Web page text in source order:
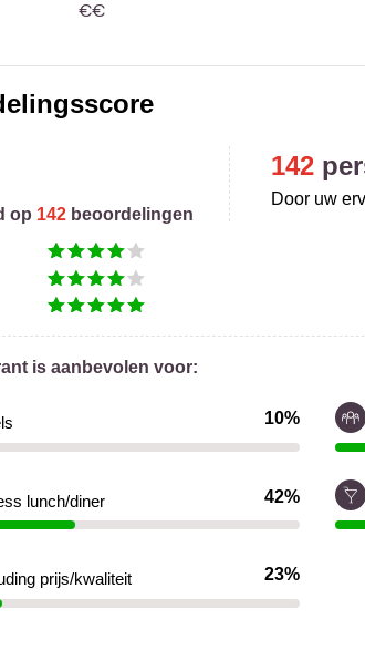
€€
op 142 beoordelingen
142
Door uw
is aanbevolen voor:
10%
lunch/diner 42%
prijs/kwaliteit 23%